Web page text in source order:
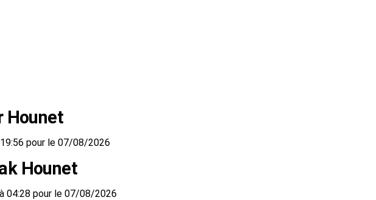
Hounet
pour le 07/08/2026
Hounet
à 04:28 pour le 07/08/2026